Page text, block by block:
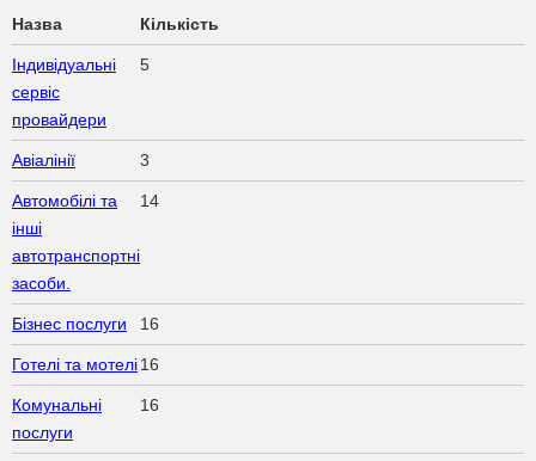
Назва Кількість
Індивідуальні
сервіс
провайдери
5
Авіалінії 3
Автомобілі та
інші
автотранспортні
засоби.
14
Бізнес послуги 16
Готелі та мотелі16
Комунальні
послуги
16